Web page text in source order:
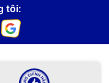
tôi: